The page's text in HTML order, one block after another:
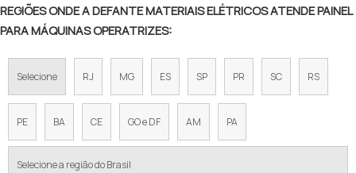
REGIÕES ONDE A DEFANTE MATERIAIS ELÉTRICOS ATENDE PAINEL
PARA MÁQUINAS OPERATRIZES:
Selecione RJ MG ES SP PR SC RS
PE BA CE GO e DF AM PA
Selecione a região do Brasil